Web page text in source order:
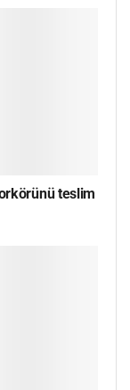
teslim